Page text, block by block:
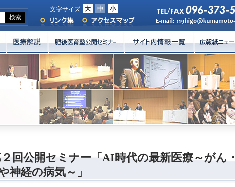
文字サイズ 大 中 小
回公開セミナー「AI時代の最新医療～がん・
神経の病気～」